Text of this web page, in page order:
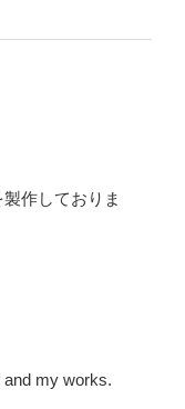
作しておりま
and my works.